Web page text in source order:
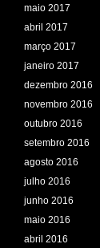
maio 2017
abril 2017
março 2017
janeiro 2017
dezembro 2016
novembro 2016
outubro 2016
setembro 2016
agosto 2016
julho 2016
junho 2016
maio 2016
abril 2016